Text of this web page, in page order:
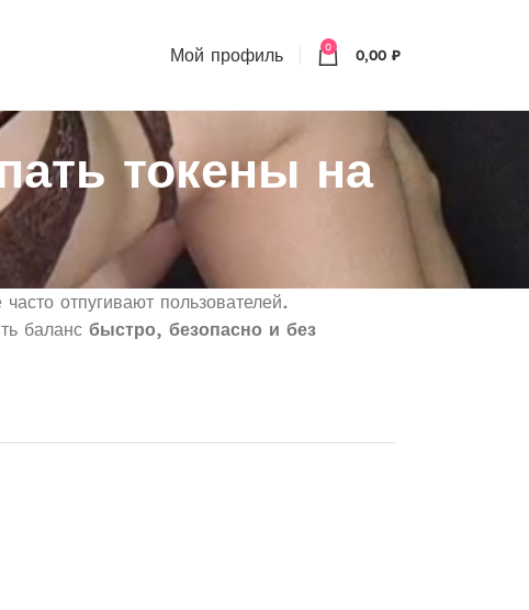
Мой профиль 0 0,00 ₽
токены на
отпугивают пользователей.
баланс быстро, безопасно и без